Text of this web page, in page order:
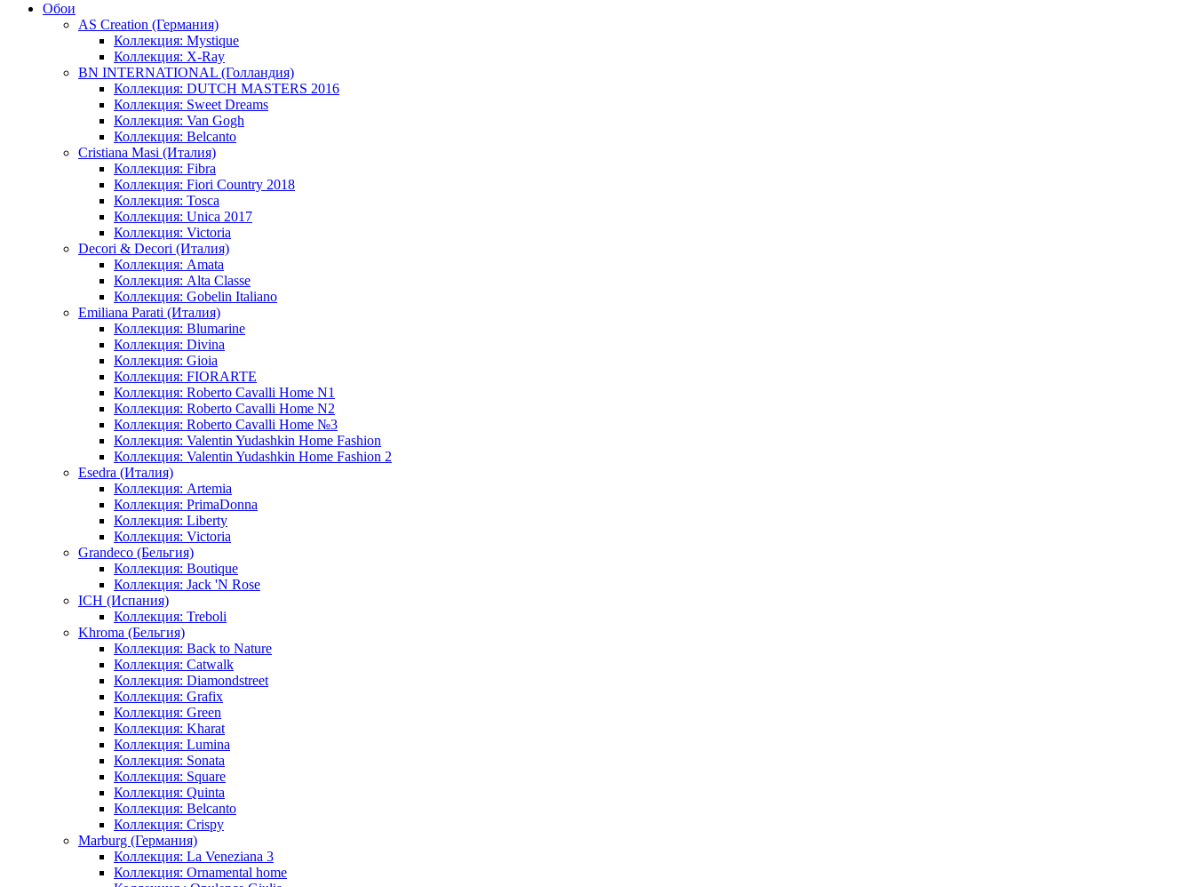
Обои
AS Creation (Германия)
Коллекция: Mystique
Коллекция: X-Ray
BN INTERNATIONAL (Голландия)
Коллекция: DUTCH MASTERS 2016
Коллекция: Sweet Dreams
Коллекция: Van Gogh
Коллекция: Belcanto
Cristiana Masi (Италия)
Коллекция: Fibra
Коллекция: Fiori Country 2018
Коллекция: Tosca
Коллекция: Unica 2017
Коллекция: Victoria
Decori & Decori (Италия)
Коллекция: Amata
Коллекция: Alta Classe
Коллекция: Gobelin Italiano
Emiliana Parati (Италия)
Коллекция: Blumarine
Коллекция: Divina
Коллекция: Gioia
Коллекция: FIORARTE
Коллекция: Roberto Cavalli Home N1
Коллекция: Roberto Cavalli Home N2
Коллекция: Roberto Cavalli Home №3
Коллекция: Valentin Yudashkin Home Fashion
Коллекция: Valentin Yudashkin Home Fashion 2
Esedra (Италия)
Коллекция: Artemia
Коллекция: PrimaDonna
Коллекция: Liberty
Коллекция: Victoria
Grandeco (Бельгия)
Коллекция: Boutique
Коллекция: Jack 'N Rose
ICH (Испания)
Коллекция: Treboli
Khroma (Бельгия)
Коллекция: Back to Nature
Коллекция: Catwalk
Коллекция: Diamondstreet
Коллекция: Grafix
Коллекция: Green
Коллекция: Kharat
Коллекция: Lumina
Коллекция: Sonata
Коллекция: Square
Коллекция: Quinta
Коллекция: Belcanto
Коллекция: Crispy
Marburg (Германия)
Коллекция: La Veneziana 3
Коллекция: Ornamental home